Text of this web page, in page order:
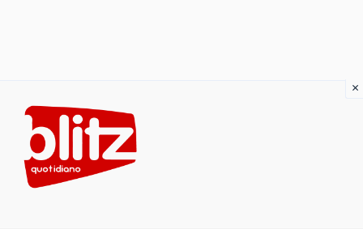
content
×